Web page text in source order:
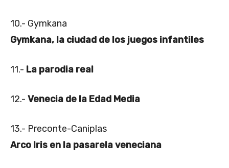
10.- Gymkana
Gymkana, la ciudad de los juegos infantiles
11.- La parodia real
12.- Venecia de la Edad Media
13.- Preconte-Caniplas
Arco Iris en la pasarela veneciana